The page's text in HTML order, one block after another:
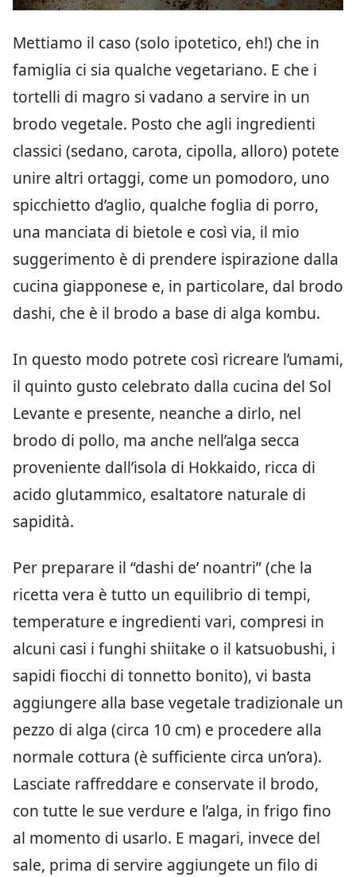
Mettiamo il caso (solo ipotetico, eh!) che in
famiglia ci sia qualche vegetariano. E che i
tortelli di magro si vadano a servire in un
brodo vegetale. Posto che agli ingredienti
classici (sedano, carota, cipolla, alloro) potete
unire altri ortaggi, come un pomodoro, uno
spicchietto d’aglio, qualche foglia di porro,
una manciata di bietole e così via, il mio
suggerimento è di prendere ispirazione dalla
cucina giapponese e, in particolare, dal brodo
dashi, che è il brodo a base di alga kombu.
In questo modo potrete così ricreare l’umami,
il quinto gusto celebrato dalla cucina del Sol
Levante e presente, neanche a dirlo, nel
brodo di pollo, ma anche nell’alga secca
proveniente dall’isola di Hokkaido, ricca di
acido glutammico, esaltatore naturale di
sapidità.
Per preparare il “dashi de’ noantri” (che la
ricetta vera è tutto un equilibrio di tempi,
temperature e ingredienti vari, compresi in
alcuni casi i funghi shiitake o il katsuobushi, i
sapidi fiocchi di tonnetto bonito), vi basta
aggiungere alla base vegetale tradizionale un
pezzo di alga (circa 10 cm) e procedere alla
normale cottura (è sufficiente circa un’ora).
Lasciate raffreddare e conservate il brodo,
con tutte le sue verdure e l’alga, in frigo fino
al momento di usarlo. E magari, invece del
sale, prima di servire aggiungete un filo di